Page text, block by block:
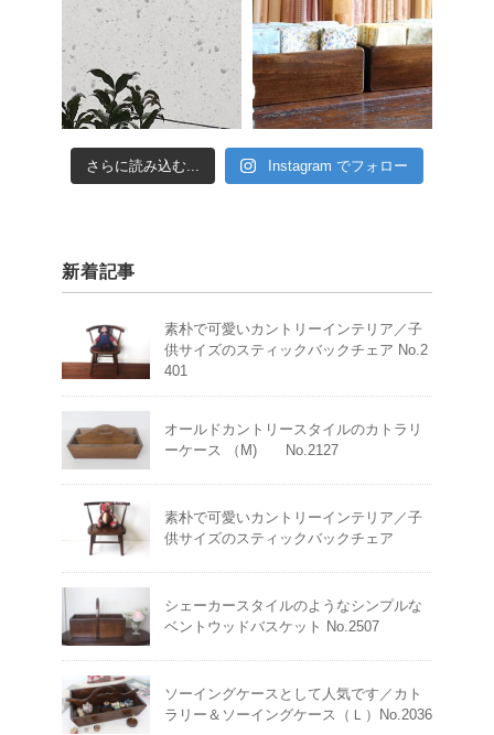
さらに読み込む... Instagram でフォロー
新着記事
素朴で可愛いカントリーインテリア／子
供サイズのスティックバックチェア No.2
401
オールドカントリースタイルのカトラリ
ーケース （M) No.2127
素朴で可愛いカントリーインテリア／子
供サイズのスティックバックチェア
シェーカースタイルのようなシンプルな
ベントウッドバスケット No.2507
ソーイングケースとして人気です／カト
ラリー＆ソーイングケース（Ｌ）No.2036